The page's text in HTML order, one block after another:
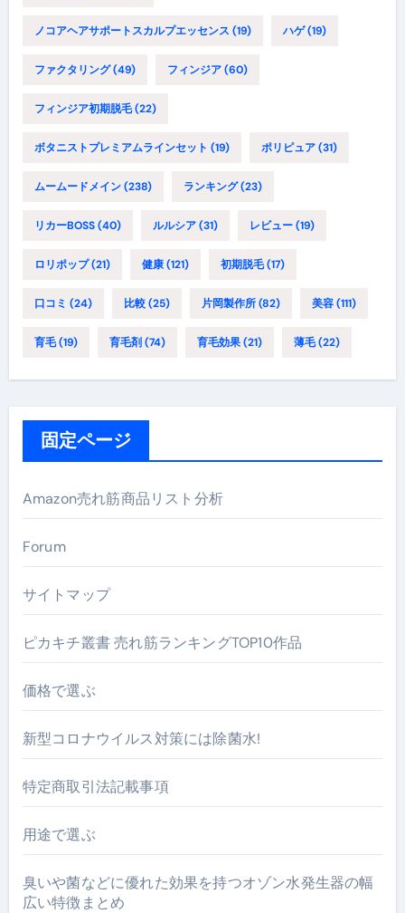
ノコアヘアサポートスカルプエッセンス (19) ハゲ(19)
ファクタリング(49) フィンジア(60)
フィンジア初期脱毛(22)
ボタニストプレミアムラインセット (19) ポリピュア(31)
ムームードメイン(238) ランキング(23)
リカーBOSS(40) ルルシア(31) レビュー(19)
ロリポップ(21) 健康(121) 初期脱毛(17)
口コミ (24) 比較(25) 片岡製作所(82) 美容(111)
育毛(19) 育毛剤 (74) 育毛効果(21) 薄毛(22)
固定ページ
Amazon売れ筋商品リスト分析
Forum
サイトマップ
ピカキチ叢書 売れ筋ランキングTOP10作品
価格で選ぶ
新型コロナウイルス対策には除菌水!
特定商取引法記載事項
用途で選ぶ
臭いや菌などに優れた効果を持つオゾン水発生器の幅
広い特徴まとめ